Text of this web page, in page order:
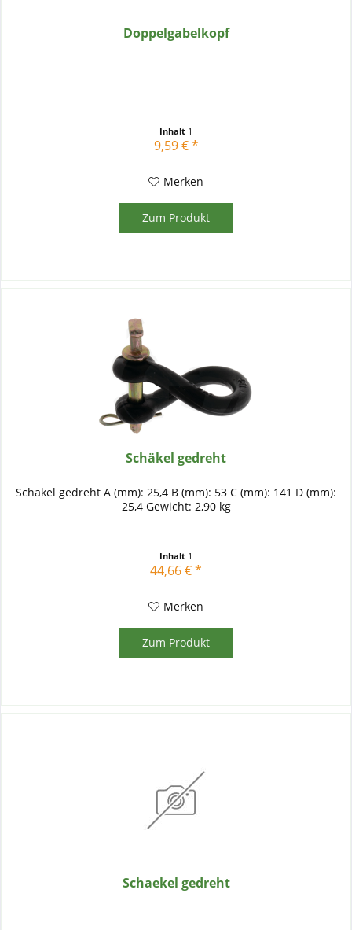
Doppelgabelkopf
Inhalt 1
9,59 € *
Merken
Zum Produkt
Schäkel gedreht
Schäkel gedreht A (mm): 25,4 B (mm): 53 C (mm): 141 D (mm):
25,4 Gewicht: 2,90 kg
Inhalt 1
44,66 € *
Merken
Zum Produkt
Schaekel gedreht